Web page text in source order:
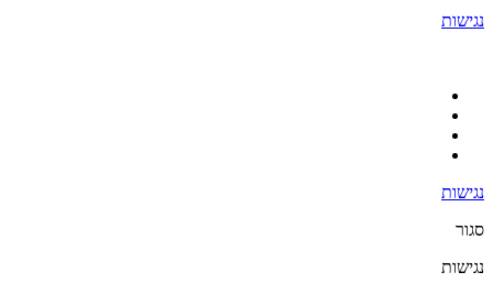
נגישות
נגישות
סגור
נגישות